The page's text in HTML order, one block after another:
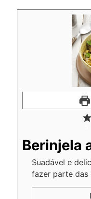
Berinjela
Suadável e
fazer parte das